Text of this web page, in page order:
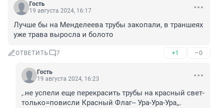
Гость
19 августа 2024, 16:17
Лучше бы на Менделеева трубы закопали, в траншеях
уже трава выросла и болото
ОТВЕТИТЬ 7 +1 –0
Гость
19 августа 2024, 16:23
,.не успели еще перекрасить трубы на красный свет-
только=повисли Красный Флаг-- Ура-Ура-Ура,,.